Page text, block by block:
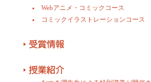
Webアニメ・コミックコース
コミックイラストレーションコース